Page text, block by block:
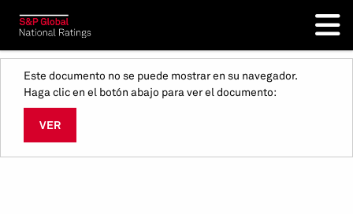
Este documento no se puede mostrar en su navegador.
Haga clic en el botón abajo para ver el documento:
VER